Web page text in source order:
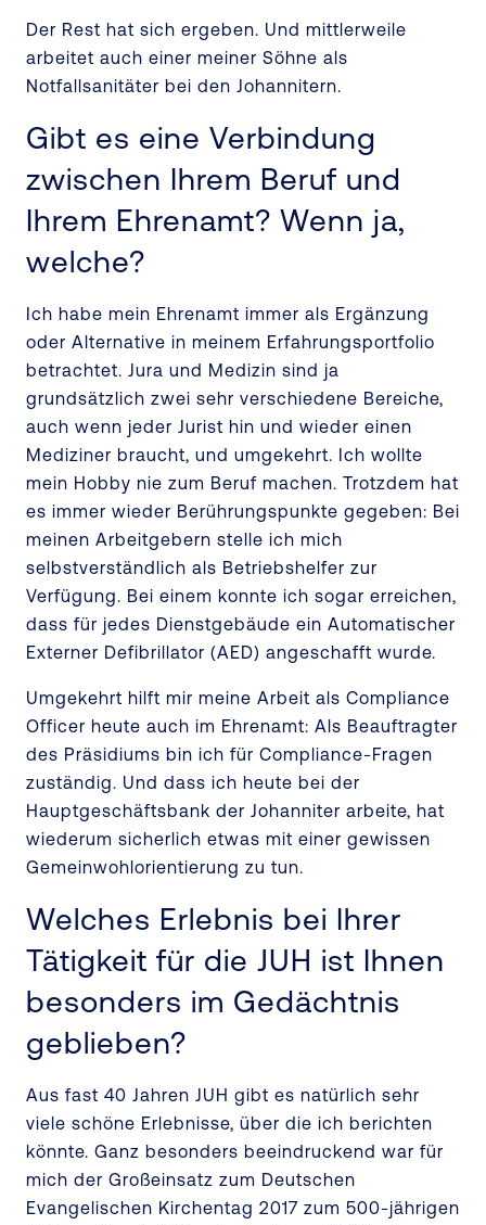
Der Rest hat sich ergeben. Und mittlerweile
arbeitet auch einer meiner Söhne als
Notfallsanitäter bei den Johannitern.
Gibt es eine Verbindung
zwischen Ihrem Beruf und
Ihrem Ehrenamt? Wenn ja,
welche?
Ich habe mein Ehrenamt immer als Ergänzung
oder Alternative in meinem Erfahrungsportfolio
betrachtet. Jura und Medizin sind ja
grundsätzlich zwei sehr verschiedene Bereiche,
auch wenn jeder Jurist hin und wieder einen
Mediziner braucht, und umgekehrt. Ich wollte
mein Hobby nie zum Beruf machen. Trotzdem hat
es immer wieder Berührungspunkte gegeben: Bei
meinen Arbeitgebern stelle ich mich
selbstverständlich als Betriebshelfer zur
Verfügung. Bei einem konnte ich sogar erreichen,
dass für jedes Dienstgebäude ein Automatischer
Externer Defibrillator (AED) angeschafft wurde.
Umgekehrt hilft mir meine Arbeit als Compliance
Officer heute auch im Ehrenamt: Als Beauftragter
des Präsidiums bin ich für Compliance-Fragen
zuständig. Und dass ich heute bei der
Hauptgeschäftsbank der Johanniter arbeite, hat
wiederum sicherlich etwas mit einer gewissen
Gemeinwohlorientierung zu tun.
Welches Erlebnis bei Ihrer
Tätigkeit für die JUH ist Ihnen
besonders im Gedächtnis
geblieben?
Aus fast 40 Jahren JUH gibt es natürlich sehr
viele schöne Erlebnisse, über die ich berichten
könnte. Ganz besonders beeindruckend war für
mich der Großeinsatz zum Deutschen
Evangelischen Kirchentag 2017 zum 500-jährigen